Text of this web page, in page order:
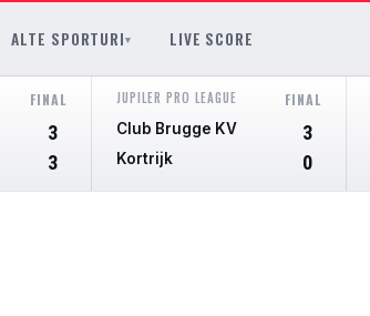
ALTE SPORTURI▾ LIVE SCORE
FINAL
3
3
JUPILER PRO LEAGUE FINAL
Club Brugge KV 3
Kortrijk 0